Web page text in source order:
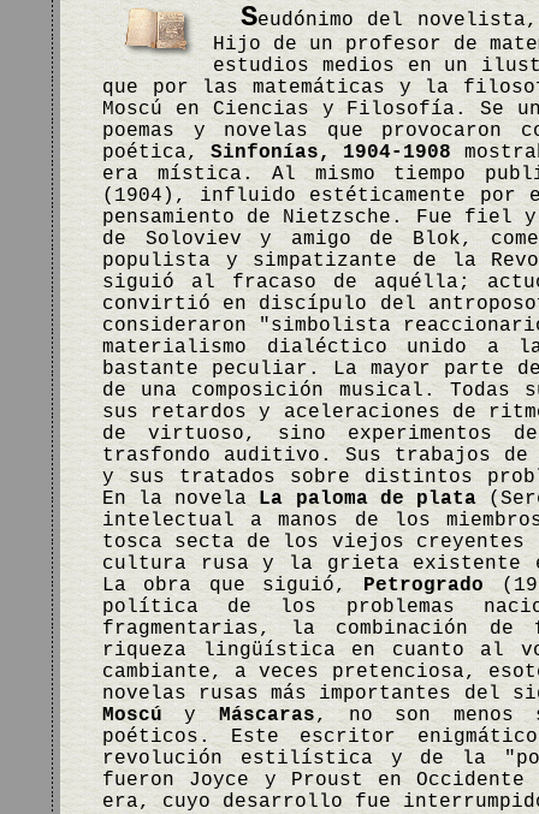
Seudónimo del
Hijo de un profesor de
estudios medios en un
que por las matemáticas y la
Moscú en Ciencias y Filosofía. Se
poemas y novelas que provocaron
poética,Sinfonías, 1904-1908
era mística. Al mismo tiempo
(1904), influido estéticamente por
pensamiento de Nietzsche. Fue fiel
de Soloviev y amigo de Blok,
populista y simpatizante de la
siguió al fracaso de aquélla;
convirtió en discípulo del
consideraron "simbolista
materialismo dialéctico unido a
bastante peculiar. La mayor parte
de una composición musical.
sus retardos y aceleraciones de
de virtuoso, sino experimentos
trasfondo auditivo. Sus trabajos
y sus tratados sobre distintos
En la novela La paloma de plata
intelectual a manos de los
tosca secta de los viejos
cultura rusa y la grieta existente
La obra que siguió, Petrogrado
política de los problemas
fragmentarias, la combinación
riqueza lingüística en cuanto al
cambiante, a veces pretenciosa,
novelas rusas más importantes del
Moscú yMáscaras, no son
poéticos. Este escritor
revolución estilística y de la
fueron Joyce y Proust en
era, cuyo desarrollo fue